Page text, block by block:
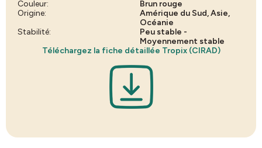
Couleur:
Brun rouge
Origine:
Amérique du Sud, Asie,
Océanie
Stabilité:
Peu stable -
Moyennement stable
Téléchargez la fiche détaillée Tropix (CIRAD)